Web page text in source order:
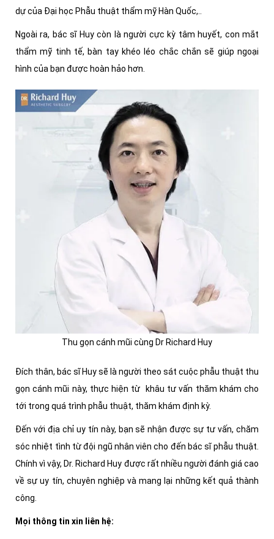
dự của Đại học Phẫu thuật thẩm mỹ Hàn Quốc,..
Ngoài ra, bác sĩ Huy còn là người cực kỳ tâm huyết, con mắt
thẩm mỹ tinh tế, bàn tay khéo léo chắc chắn sẽ giúp ngoại
hình của bạn được hoàn hảo hơn.
Thu gọn cánh mũi cùng Dr Richard Huy
Đích thân, bác sĩ Huy sẽ là người theo sát cuộc phẫu thuật thu
gọn cánh mũi này, thực hiện từ khâu tư vấn thăm khám cho
tới trong quá trình phẫu thuật, thăm khám định kỳ.
Đến với địa chỉ uy tín này, bạn sẽ nhận được sự tư vấn, chăm
sóc nhiệt tình từ đội ngũ nhân viên cho đến bác sĩ phẫu thuật.
Chính vì vậy, Dr. Richard Huy được rất nhiều người đánh giá cao
về sự uy tín, chuyên nghiệp và mang lại những kết quả thành
công.
Mọi thông tin xin liên hệ: